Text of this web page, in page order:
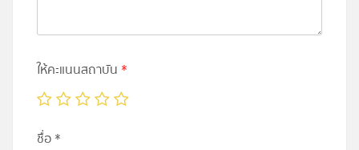
ให้คะแนนสถาบัน *
ชื่อ*